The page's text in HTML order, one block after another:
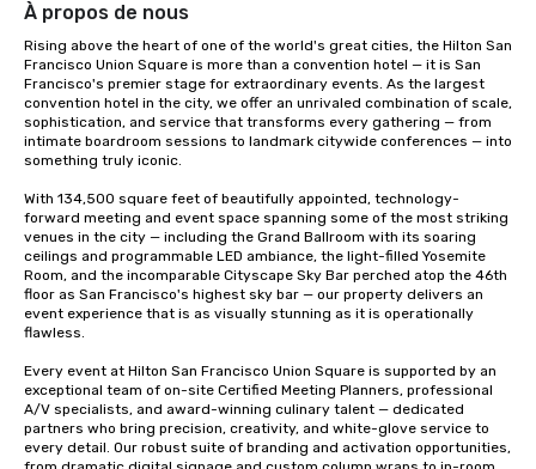
À propos de nous
Rising above the heart of one of the world's great cities, the Hilton San
Francisco Union Square is more than a convention hotel — it is San
Francisco's premier stage for extraordinary events. As the largest
convention hotel in the city, we offer an unrivaled combination of scale,
sophistication, and service that transforms every gathering — from
intimate boardroom sessions to landmark citywide conferences — into
something truly iconic.
With 134,500 square feet of beautifully appointed, technology-
forward meeting and event space spanning some of the most striking
venues in the city — including the Grand Ballroom with its soaring
ceilings and programmable LED ambiance, the light-filled Yosemite
Room, and the incomparable Cityscape Sky Bar perched atop the 46th
floor as San Francisco's highest sky bar — our property delivers an
event experience that is as visually stunning as it is operationally
flawless.
Every event at Hilton San Francisco Union Square is supported by an
exceptional team of on-site Certified Meeting Planners, professional
A/V specialists, and award-winning culinary talent — dedicated
partners who bring precision, creativity, and white-glove service to
every detail. Our robust suite of branding and activation opportunities,